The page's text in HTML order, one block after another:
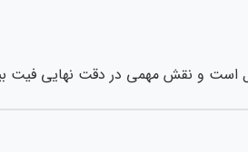
است و نقش مهمی در دقت نهایی فیت